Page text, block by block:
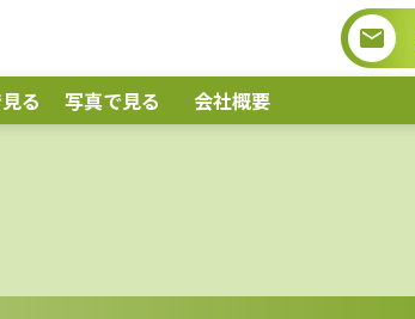
る 写真で見る 会社概要